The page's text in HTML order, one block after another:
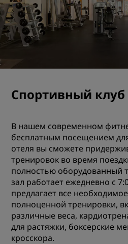
Спортивный клуб
В нашем современном
бесплатным посещением
отеля вы сможете
тренировок во время
полностью оборудованный
зал работает ежедневно с
предлагает все
полноценной тренировки,
различные веса,
для растяжки, боксерские
кросскора.